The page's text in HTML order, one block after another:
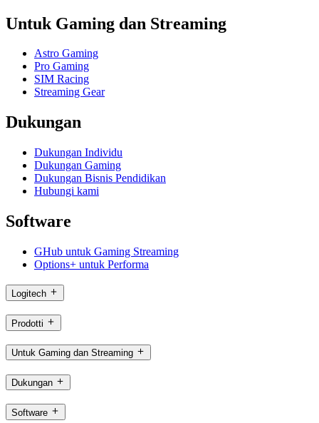
Untuk Gaming dan Streaming
Astro Gaming
Pro Gaming
SIM Racing
Streaming Gear
Dukungan
Dukungan Individu
Dukungan Gaming
Dukungan Bisnis Pendidikan
Hubungi kami
Software
GHub untuk Gaming Streaming
Options+ untuk Performa
Logitech
Prodotti
Untuk Gaming dan Streaming
Dukungan
Software